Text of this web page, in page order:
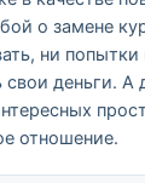
о замене
ни попытки
деньги. А
отношение.